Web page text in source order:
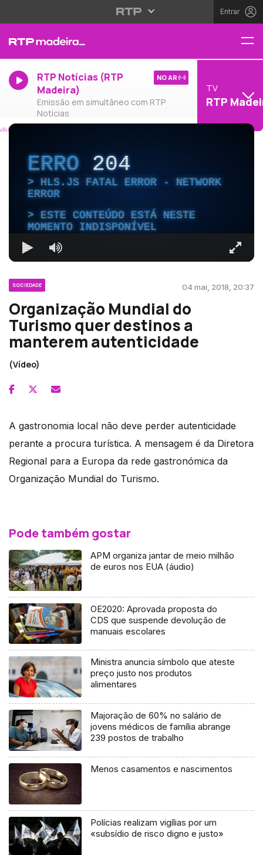
Entrar
RTP Notícias (RTP
Madeira)
Emissão em simultâneo com RTP
Notícias
NO AR
TV
RTP
ERRO204
HLS.JS FATAL ERROR - NETWORK
ERROR
ESTE CONTEÚDO ESTÁ NESTE
MOMENTO INDISPONÍVEL
SOCIEDADE 04 mai, 2018, 20:37
Organização Mundial do
Turismo quer destinos a
manterem autenticidade
(Vídeo)
A gastronomia local não deve perder autenticidade
perante a procura turística. A mensagem é da Diretora
Regional para a Europa da rede gastronómica da
Organização Mundial do Turismo.
Pode também gostar
APM organiza jantar de meio milhão
de euros nos EUA (áudio)
OE2020: Aprovada proposta do
CDS que suspende devolução de
manuais escolares
Ministra anuncia símbolo que ateste
preço justo nos produtos
alimentares
Majoração de 60% no salário de
jovens médicos de família abrange
239 postos de trabalho
Menos casamentos e nascimentos
Polícias realizam vigílias por um
«subsídio de risco digno e justo»